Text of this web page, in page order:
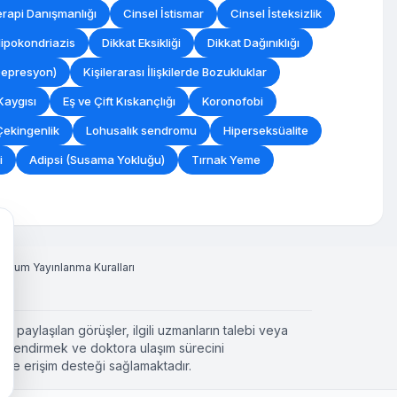
Danışmanlığı Cinsel İstismar Cinsel İsteksizlik
Dikkat Eksikliği Dikkat Dağınıklığı
Kişilerarası İlişkilerde Bozukluklar
Eş ve Çift Kıskançlığı Koronofobi
Lohusalık sendromu Hiperseksüalite
Adipsi (Susama Yokluğu) Tırnak Yeme
Yorum Yayınlanma Kuralları
paylaşılan görüşler, ilgili uzmanların talebi veya
ve doktora ulaşım sürecini
erişim desteği sağlamaktadır.